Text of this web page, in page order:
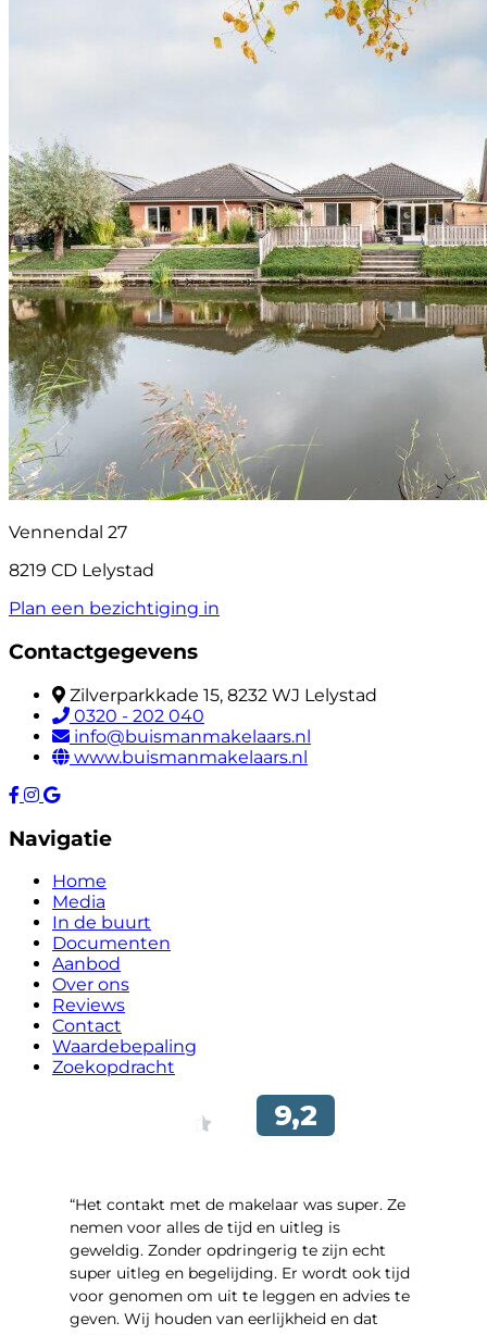
Vennendal 27
8219 CD Lelystad
Plan een bezichtiging in
Contactgegevens
Zilverparkkade 15, 8232 WJ Lelystad
0320 - 202 040
info@buismanmakelaars.nl
www.buismanmakelaars.nl
Navigatie
Home
Media
In de buurt
Documenten
Aanbod
Over ons
Reviews
Contact
Waardebepaling
Zoekopdracht
“Het contakt met de makelaar was super. Ze
nemen voor alles de tijd en uitleg is
geweldig. Zonder opdringerig te zijn echt
super uitleg en begelijding. Er wordt ook tijd
voor genomen om uit te leggen en advies te
geven. Wij houden van eerlijkheid en dat